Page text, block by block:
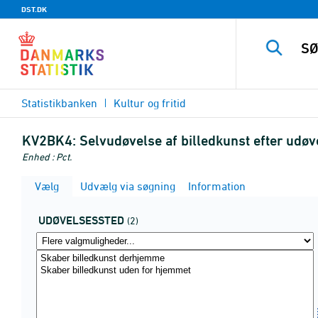
DST.DK
Statistikbanken Kultur og fritid
KV2BK4: Selvudøvelse af billedkunst efter
Enhed : Pct.
Vælg Udvælg via søgning Information
UDØVELSESSTED (2)